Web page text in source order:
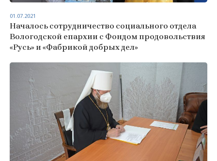
Началось сотрудничество социального отдела
Вологодской епархии с Фондом продовольствия
«Русь» и «Фабрикой добрых дел»
01.07.2021